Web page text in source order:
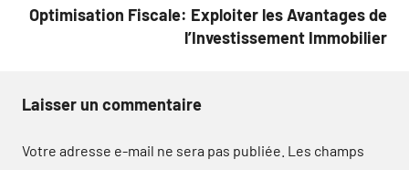
Optimisation Fiscale: Exploiter les Avantages de
l’Investissement Immobilier
Laisser un commentaire
Votre adresse e-mail ne sera pas publiée. Les champs